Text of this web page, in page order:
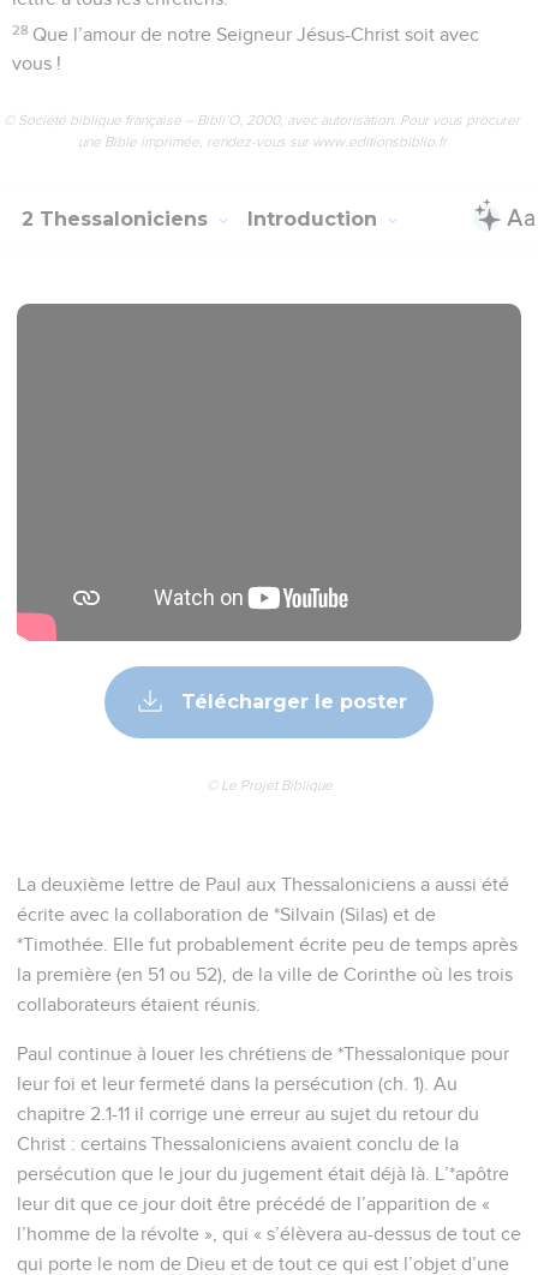
28 Que l’amour de notre Seigneur Jésus-Christ soit avec
vous !
© Société biblique française – Bibli’O, 2000, avec autorisation. Pour vous procurer
une Bible imprimée, rendez-vous sur www.editionsbiblio.fr
2 Thessaloniciens Introduction
Télécharger le poster
© Le Projet Biblique
La deuxième lettre de Paul aux Thessaloniciens a aussi été
écrite avec la collaboration de *Silvain (Silas) et de
*Timothée. Elle fut probablement écrite peu de temps après
la première (en 51 ou 52), de la ville de Corinthe où les trois
collaborateurs étaient réunis.
Paul continue à louer les chrétiens de *Thessalonique pour
leur foi et leur fermeté dans la persécution (ch. 1). Au
chapitre 2.1-11 il corrige une erreur au sujet du retour du
Christ : certains Thessaloniciens avaient conclu de la
persécution que le jour du jugement était déjà là. L’*apôtre
leur dit que ce jour doit être précédé de l’apparition de «
l’homme de la révolte », qui « s’élèvera au-dessus de tout ce
qui porte le nom de Dieu et de tout ce qui est l’objet d’une